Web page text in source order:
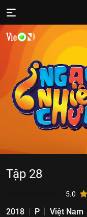
Tập 28
5.0
2018 P Việt Nam